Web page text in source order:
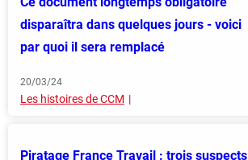
disparaîtra dans quelques jours - voici
par quoi il sera remplacé
20/03/24
Les histoires de CCM
Piratage France Travail : trois suspects